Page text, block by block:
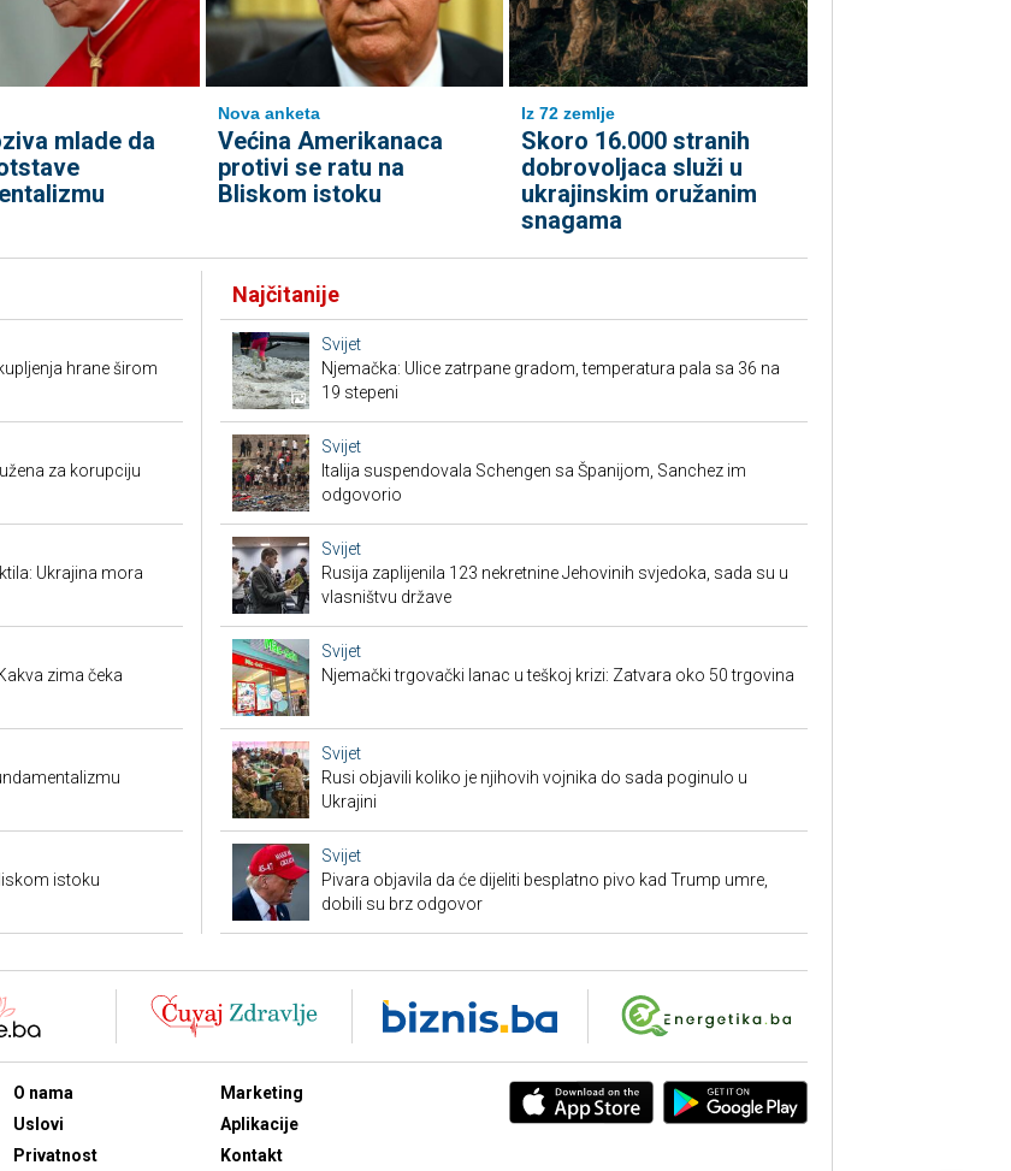
mlade da
Nova anketa
Većina Amerikanaca
protivi se ratu na
Bliskom istoku
Iz 72 zemlje
Skoro 16.000 stranih
dobrovoljaca služi u
ukrajinskim oružanim
snagama
hrane širom
za korupciju
Ukrajina mora
zima čeka
istoku
Najčitanije
Svijet
Njemačka: Ulice zatrpane gradom, temperatura pala sa 36 na
19 stepeni
Svijet
Italija suspendovala Schengen sa Španijom, Sanchez im
odgovorio
Svijet
Rusija zaplijenila 123 nekretnine Jehovinih svjedoka, sada su u
vlasništvu države
Svijet
Njemački trgovački lanac u teškoj krizi: Zatvara oko 50 trgovina
Svijet
Rusi objavili koliko je njihovih vojnika do sada poginulo u
Ukrajini
Svijet
Pivara objavila da će dijeliti besplatno pivo kad Trump umre,
dobili su brz odgovor
O nama
Uslovi
Privatnost
Marketing
Aplikacije
Kontakt